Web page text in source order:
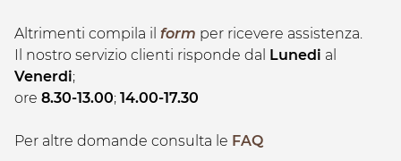
Altrimenti compila il form per ricevere assistenza.
Il nostro servizio clienti risponde dal Lunedi al
Venerdi;
ore 8.30-13.00; 14.00-17.30
Per altre domande consulta le FAQ